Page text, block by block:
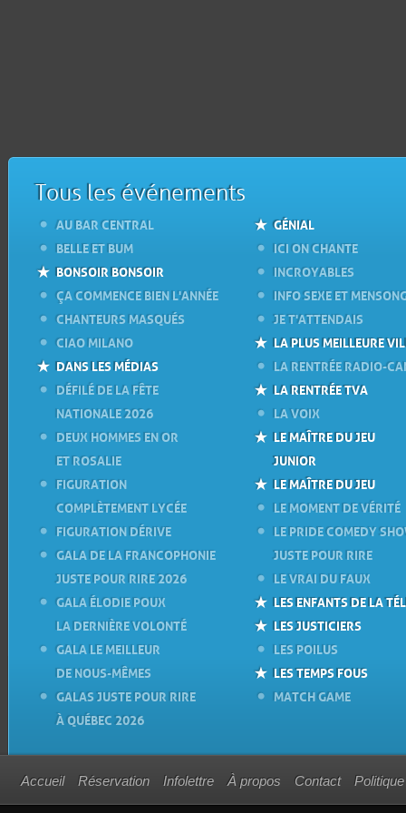
Tous les événements
AU BAR CENTRAL
BELLE ET BUM
BONSOIR BONSOIR
ÇA COMMENCE BIEN L'ANNÉE
CHANTEURS MASQUÉS
CIAO MILANO
DANS LES MÉDIAS
DÉFILÉ DE LA FÊTE
NATIONALE 2026
DEUX HOMMES EN OR
ET ROSALIE
FIGURATION
COMPLÈTEMENT LYCÉE
FIGURATION DÉRIVE
GALA DE LA FRANCOPHONIE
JUSTE POUR RIRE 2026
GALA ÉLODIE POUX
LA DERNIÈRE VOLONTÉ
GALA LE MEILLEUR
DE NOUS-MÊMES
GALAS JUSTE POUR RIRE
À QUÉBEC 2026
GÉNIAL
ICI ON CHANTE
INCROYABLES
INFO SEXE ET
JE T'ATTENDAIS
LA PLUS MEILLEURE
LA RENTRÉE RADIO-
LA RENTRÉE TVA
LA VOIX
LE MAÎTRE DU JEU
JUNIOR
LE MAÎTRE DU JEU
LE MOMENT DE VÉRITÉ
LE PRIDE COMEDY
JUSTE POUR RIRE
LE VRAI DU FAUX
LES ENFANTS DE LA
LES JUSTICIERS
LES POILUS
LES TEMPS FOUS
MATCH GAME
Accueil Réservation Infolettre À propos Contact